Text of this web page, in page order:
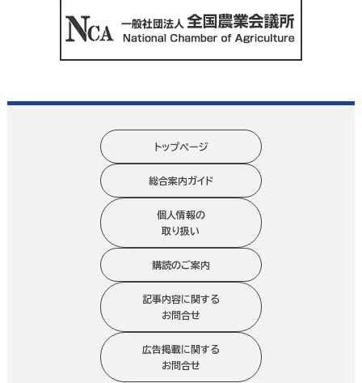
トップページ
総合案内ガイド
個人情報の
取り扱い
購読のご案内
記事内容に関する
お問合せ
広告掲載に関する
お問合せ